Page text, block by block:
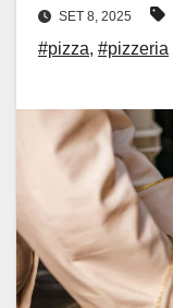
SET 8, 2025
#pizza, #pizzeria